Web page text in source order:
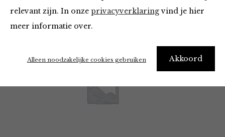
relevant zijn. In onze privacyverklaringvind je hier
meer informatie over.
Akkoord
Alleen noodzakelijke cookies gebruiken